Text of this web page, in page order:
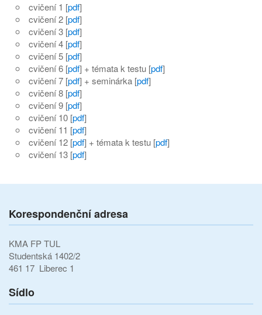
cvičení 1 [pdf]
cvičení 2 [pdf]
cvičení 3 [pdf]
cvičení 4 [pdf]
cvičení 5 [pdf]
cvičení 6 [pdf] + témata k testu [pdf]
cvičení 7 [pdf] + seminárka [pdf]
cvičení 8 [pdf]
cvičení 9 [pdf]
cvičení 10 [pdf]
cvičení 11 [pdf]
cvičení 12 [pdf] + témata k testu [pdf]
cvičení 13 [pdf]
Korespondenční adresa
KMA FP TUL
Studentská 1402/2
461 17 Liberec 1
Sídlo